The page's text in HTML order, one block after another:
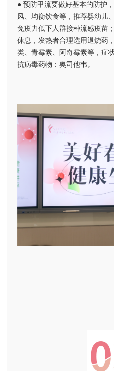
● 预防甲流要做好基本的防护
风、均衡饮食等，推荐婴幼儿
免疫力低下人群接种流感疫苗
休息，发热者合理选用退烧药
类、青霉素、阿奇霉素等，症
抗病毒药物：奥司他韦。